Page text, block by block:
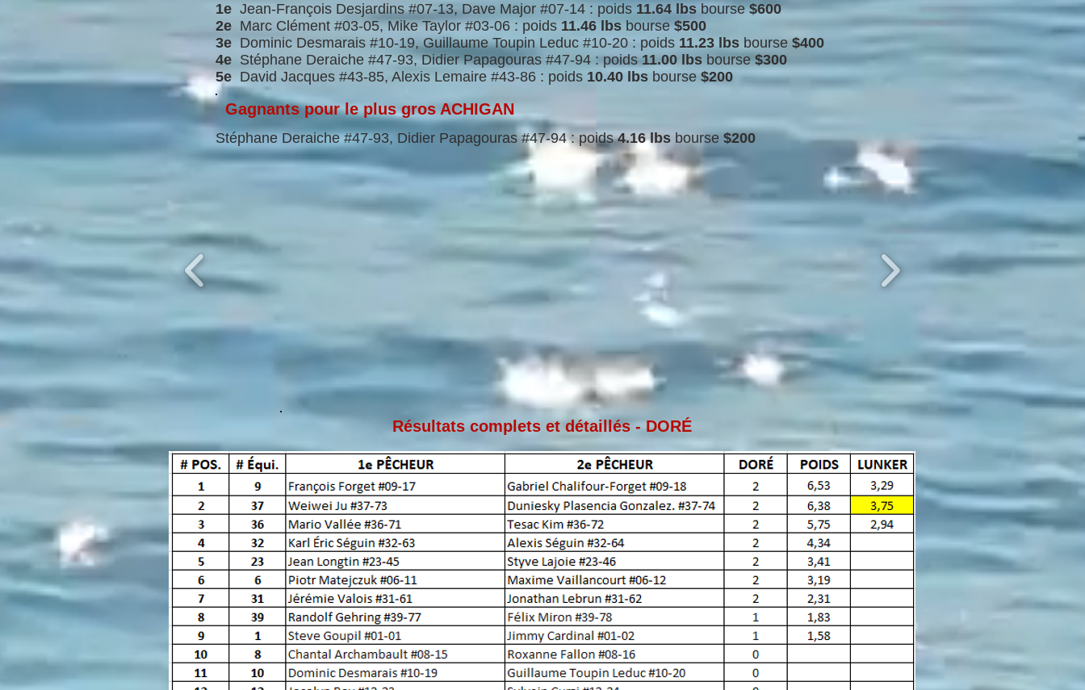
1e Jean-François Desjardins #07-13, Dave Major #07-14 : poids 11.64 lbs bourse$600
2e Marc Clément #03-05, Mike Taylor #03-06 : poids 11.46 lbs bourse$500
3e Dominic Desmarais #10-19, Guillaume Toupin Leduc #10-20 : poids 11.23 lbs bourse $400
4e Stéphane Deraiche #47-93, Didier Papagouras #47-94 : poids11.00 lbs bourse $300
5e David Jacques #43-85, Alexis Lemaire #43-86 : poids 10.40 lbs bourse $200​
Gagnants pour le plus gros ACHIGAN
Stéphane Deraiche #47-93, Didier Papagouras #47-94 : poids4.16 lbs bourse $200​
Résultats complets et détaillés - DORÉ